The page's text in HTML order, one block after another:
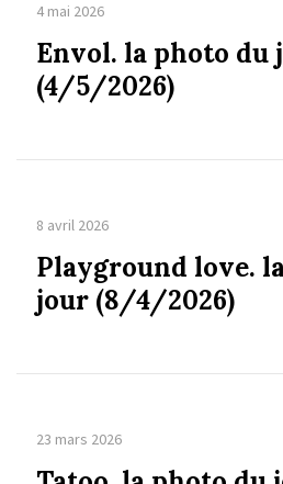
4 mai 2026
Envol. la photo du
(4/5/2026)
8 avril 2026
Playground love.
jour (8/4/2026)
23 mars 2026